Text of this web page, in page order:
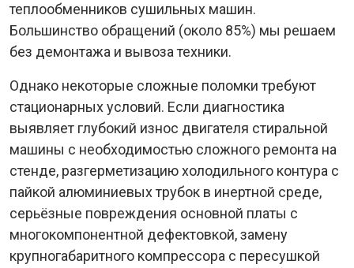
теплообменников сушильных машин.
Большинство обращений (около 85%) мы решаем
без демонтажа и вывоза техники.
Однако некоторые сложные поломки требуют
стационарных условий. Если диагностика
выявляет глубокий износ двигателя стиральной
машины с необходимостью сложного ремонта на
стенде, разгерметизацию холодильного контура с
пайкой алюминиевых трубок в инертной среде,
серьёзные повреждения основной платы с
многокомпонентной дефектовкой, замену
крупногабаритного компрессора с пересушкой